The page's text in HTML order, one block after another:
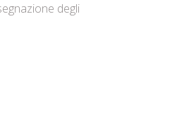
degli